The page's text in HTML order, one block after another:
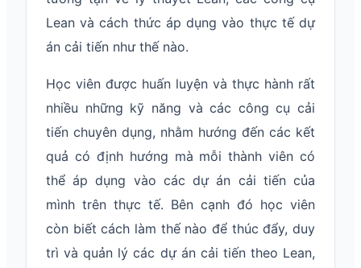
Lean và cách thức áp dụng vào thực tế dự
án cải tiến như thế nào.
Học viên được huấn luyện và thực hành rất
nhiều những kỹ năng và các công cụ cải
tiến chuyên dụng, nhằm hướng đến các kết
quả có định hướng mà mỗi thành viên có
thể áp dụng vào các dự án cải tiến của
mình trên thực tế. Bên cạnh đó học viên
còn biết cách làm thế nào để thúc đẩy, duy
trì và quản lý các dự án cải tiến theo Lean,